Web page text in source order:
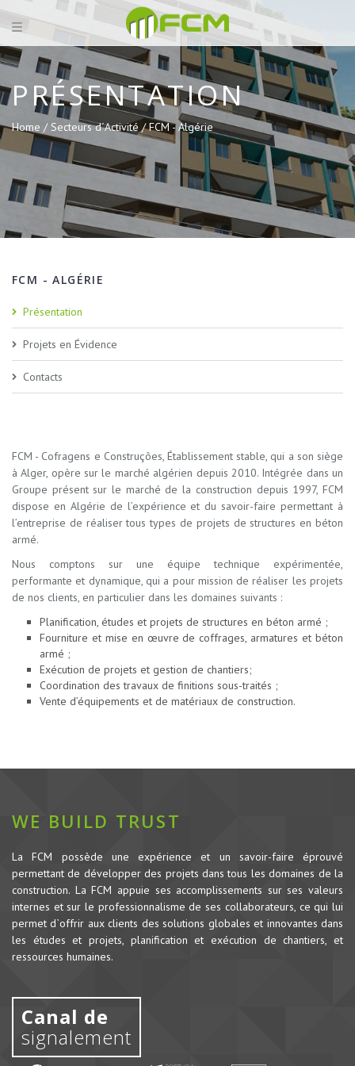
PRÉSENTATION
Home / Secteurs d´Activité /FCM - Algérie
FCM - ALGÉRIE
Présentation
Projets en Évidence
Contacts
FCM - Cofragens e Construções, Établissement stable, qui a son siège
à Alger, opère sur le marché algérien depuis 2010. Intégrée dans un
Groupe présent sur le marché de la construction depuis 1997, FCM
dispose en Algérie de l’expérience et du savoir-faire permettant à
l’entreprise de réaliser tous types de projets de structures en béton
armé.
Nous comptons sur une équipe technique expérimentée,
performante et dynamique, qui a pour mission de réaliser les projets
de nos clients, en particulier dans les domaines suivants :
Planification, études et projets de structures en béton armé ;
Fourniture et mise en œuvre de coffrages, armatures et béton
armé ;
Exécution de projets et gestion de chantiers;
Coordination des travaux de finitions sous-traités ;
Vente d’équipements et de matériaux de construction.
WE BUILD TRUST
La FCM possède une expérience et un savoir-faire éprouvé
permettant de développer des projets dans tous les domaines de la
construction. La FCM appuie ses accomplissements sur ses valeurs
internes et sur le professionnalisme de ses collaborateurs, ce qui lui
permet d`offrir aux clients des solutions globales et innovantes dans
les études et projets, planification et exécution de chantiers, et
ressources humaines.
Canal de
signalement